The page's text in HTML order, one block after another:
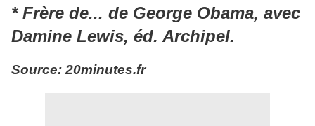
* Frère de... de George Obama, avec
Damine Lewis, éd. Archipel.
Source: 20minutes.fr